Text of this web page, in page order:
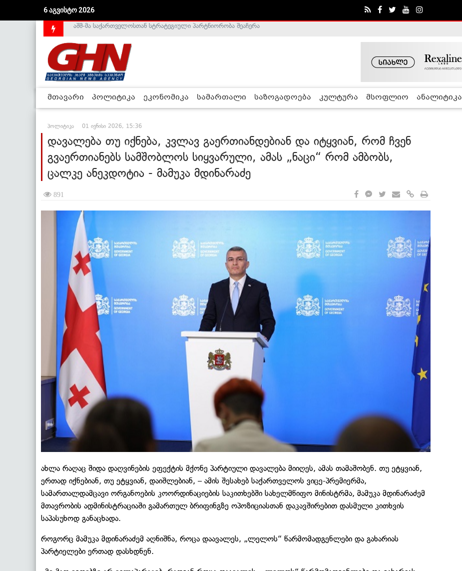
6 აგვისტო 2026
საქართველოს დე-ფაქტო მთავრობა არალეგიტიმურია - ჰელსინკის კომისია
მთავარი პოლიტიკა ეკონომიკა სამართალი საზოგადოება კულტურა მსოფლიო ანალიტიკა
პოლიტიკა 01 ივნისი 2026, 15:36
დავალება თუ იქნება, კვლავ გაერთიანდებიან და იტყვიან, რომ ჩვენ
გვაერთიანებს სამშობლოს სიყვარული, ამას „ნაცი“ რომ ამბობს,
ცალკე ანეკდოტია - მამუკა მდინარაძე
891
ახლა რაღაც შიდა დაღვინების ეფექტის მქონე პარტიული დავალება მიიღეს, ამას თამაშობენ. თუ ეტყვიან,
ერთად იქნებიან, თუ ეტყვიან, დაიშლებიან, – ამის შესახებ საქართველოს ვიცე-პრემიერმა,
სამართალდამცავი ორგანოების კოორდინაციების საკითხებში სახელმწიფო მინისტრმა, მამუკა მდინარაძემ
მთავრობის ადმინისტრაციაში გამართულ ბრიფინგზე ოპოზიციასთან დაკავშირებით დასმული კითხვის
საპასუხოდ განაცხადა.
როგორც მამუკა მდინარაძემ აღნიშნა, როცა დაავალეს, „ლელოს“ წარმომადგენლები და გახარიას
პარტიელები ​ერთად დასხდნენ.